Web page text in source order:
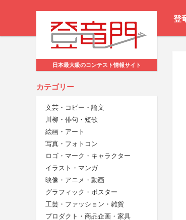
登
日本最大級のコンテスト情報サイト
カテゴリー
文芸・コピー・論文
川柳・俳句・短歌
絵画・アート
写真・フォトコン
ロゴ・マーク・キャラクター
イラスト・マンガ
映像・アニメ・動画
グラフィック・ポスター
工芸・ファッション・雑貨
プロダクト・商品企画・家具